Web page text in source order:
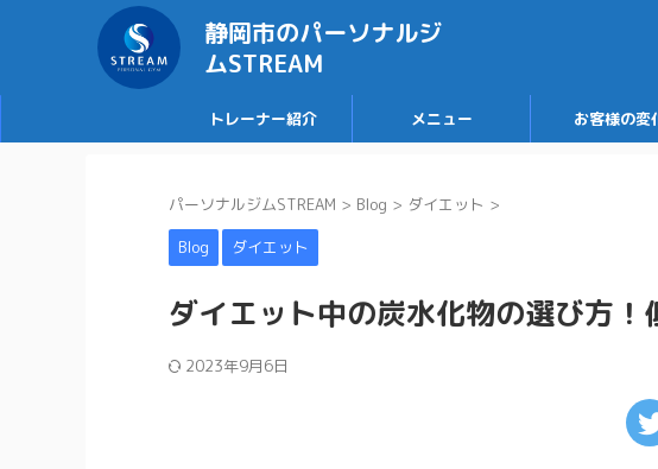
静岡市のパーソナルジ
ムSTREAM
トレーナー紹介 メニュー お客様の変
パーソナルジムSTREAM > Blog > ダイエット >
Blog
ダイエット
ダイエット中の炭水化物の選び方！
2023年9月6日